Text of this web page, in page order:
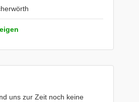
uns zur Zeit noch keine